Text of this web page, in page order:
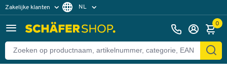
Zakelijke klanten
Particuliere klanten
NL
0